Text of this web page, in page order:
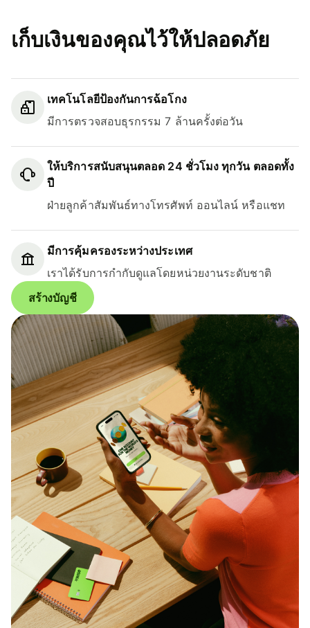
เก็บเงินของคุณไว้ให้ปลอดภัย
เทคโนโลยีป้องกันการฉ้อโกง
มีการตรวจสอบธุรกรรม 7 ล้านครั้งต่อวัน
ให้บริการสนับสนุนตลอด 24 ชั่วโมง ทุกวัน ตลอดทั้ง
ปี
ฝ่ายลูกค้าสัมพันธ์ทางโทรศัพท์ ออนไลน์ หรือแชท
มีการคุ้มครองระหว่างประเทศ
เราได้รับการกำกับดูแลโดยหน่วยงานระดับชาติ
สร้างบัญชี